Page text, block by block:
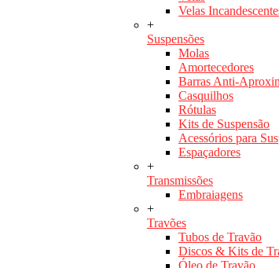
Velas
+
Suspensões
Molas
Amortecedores
Barras Anti-
Casquilhos
Rótulas
Kits de Suspensão
Acessórios para
Espaçadores
+
Transmissões
Embraiagens
+
Travões
Tubos de Travão
Discos & Kits de